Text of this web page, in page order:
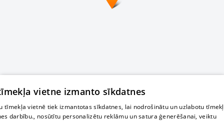
vietne izmanto sīkdatnes
tīmekļa vietnē tiek izmantotas sīkdatnes, lai nodrošinātu un uzlabotu
darbību., nosūtītu personalizētu reklāmu un satura ģenerēšanai, veiktu